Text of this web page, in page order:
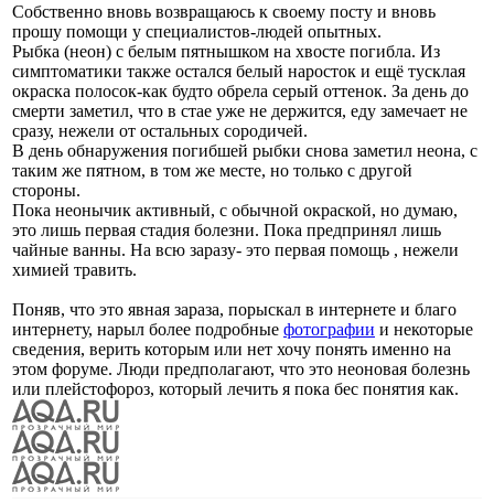
Собственно вновь возвращаюсь к своему посту и вновь
прошу помощи у специалистов-людей опытных.
Рыбка (неон) с белым пятнышком на хвосте погибла. Из
симптоматики также остался белый наросток и ещё тусклая
окраска полосок-как будто обрела серый оттенок. За день до
смерти заметил, что в стае уже не держится, еду замечает не
сразу, нежели от остальных сородичей.
В день обнаружения погибшей рыбки снова заметил неона, с
таким же пятном, в том же месте, но только с другой
стороны.
Пока неонычик активный, с обычной окраской, но думаю,
это лишь первая стадия болезни. Пока предпринял лишь
чайные ванны. На всю заразу- это первая помощь , нежели
химией травить.
Поняв, что это явная зараза, порыскал в интернете и благо
интернету, нарыл более подробные фотографии и некоторые
сведения, верить которым или нет хочу понять именно на
этом форуме. Люди предполагают, что это неоновая болезнь
или плейстофороз, который лечить я пока бес понятия как.